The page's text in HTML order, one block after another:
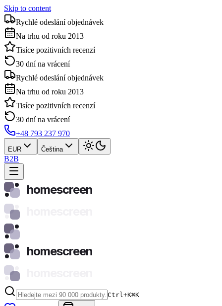
Skip to content
Rychlé odeslání objednávek
Na trhu od roku 2013
Tisíce pozitivních recenzí
30 dní na vrácení
Rychlé odeslání objednávek
Na trhu od roku 2013
Tisíce pozitivních recenzí
30 dní na vrácení
+48 793 237 970
EUR Čeština
B2B
homescreen
homescreen
Ctrl+K⌘K